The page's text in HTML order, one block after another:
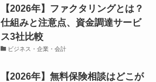
【2026年】ファクタリングとは？
仕組みと注意点、資金調達サービ
ス3社比較
ビジネス・企業・会計
【2026年】無料保険相談はどこが